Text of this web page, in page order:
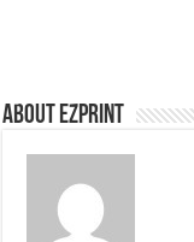
About Ezprint